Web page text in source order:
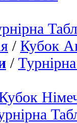
/ Кубок
/